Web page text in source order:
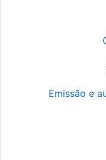
Emissão e